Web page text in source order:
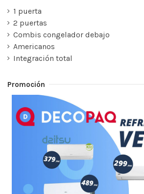
1 puerta
2 puertas
Combis congelador debajo
Americanos
Integración total
Promoción